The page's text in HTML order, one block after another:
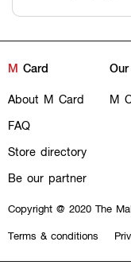
M Card
About M Card
FAQ
Store directory
Be our partner
M
Copyright @ 2020 The
Terms & conditions